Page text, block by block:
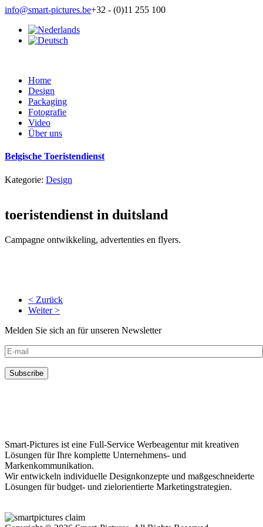
info@smart-pictures.be+32 - (0)11 255 100
Home
Design
Packaging
Fotografie
Video
Über uns
Belgische Toeristendienst
Kategorie: Design
toeristendienst in duitsland
Campagne ontwikkeling, advertenties en flyers.
< Zurück
Weiter >
Melden Sie sich an für unseren Newsletter
Smart-Pictures ist eine Full-Service Werbeagentur mit kreativen
Lösungen für Ihre komplette Unternehmens- und
Markenkommunikation.
Wir entwickeln individuelle Designkonzepte und maßgeschneiderte
Lösungen für budget- und zielorientierte Marketingstrategien.